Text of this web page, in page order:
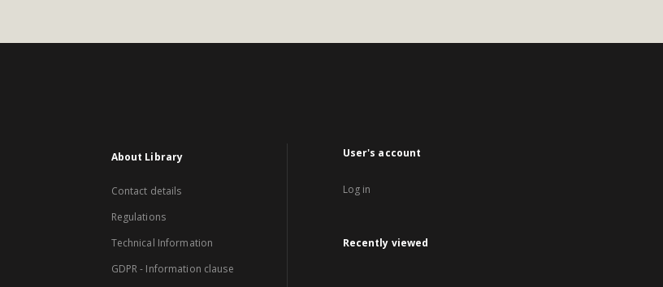
About Library
Contact details
Regulations
Technical Information
GDPR - Information clause
User's account
Log in
Recently viewed